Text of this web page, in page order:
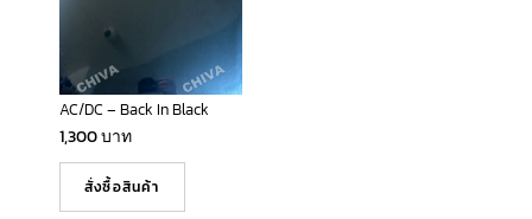
AC/DC – Back In Black
1,300บาท
สั่งซื้อสินค้า